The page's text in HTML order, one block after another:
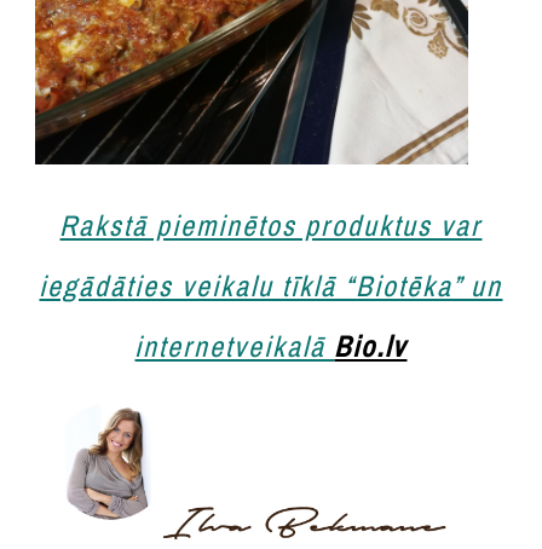
Rakstā pieminētos produktus var
iegādāties veikalu tīklā “Biotēka” un
internetveikalā Bio.lv